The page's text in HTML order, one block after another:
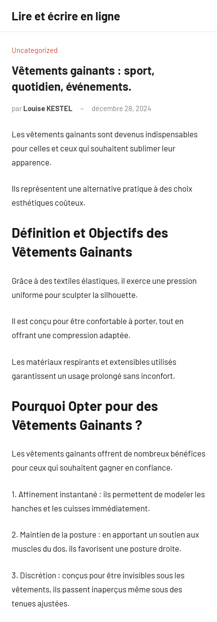
contenu
Lire et écrire en ligne
Uncategorized
Vêtements gainants : sport,
quotidien, événements.
par Louise KESTEL décembre 28, 2024
Les vêtements gainants sont devenus indispensables
pour celles et ceux qui souhaitent sublimer leur
apparence.
Ils représentent une alternative pratique à des choix
esthétiques coûteux.
Définition et Objectifs des
Vêtements Gainants
Grâce à des textiles élastiques, il exerce une pression
uniforme pour sculpter la silhouette.
Il est conçu pour être confortable à porter, tout en
offrant une compression adaptée.
Les matériaux respirants et extensibles utilisés
garantissent un usage prolongé sans inconfort.
Pourquoi Opter pour des
Vêtements Gainants ?
Les vêtements gainants offrent de nombreux bénéfices
pour ceux qui souhaitent gagner en confiance.
1. Affinement instantané : ils permettent de modeler les
hanches et les cuisses immédiatement.
2. Maintien de la posture : en apportant un soutien aux
muscles du dos, ils favorisent une posture droite.
3. Discrétion : conçus pour être invisibles sous les
vêtements, ils passent inaperçus même sous des
tenues ajustées.